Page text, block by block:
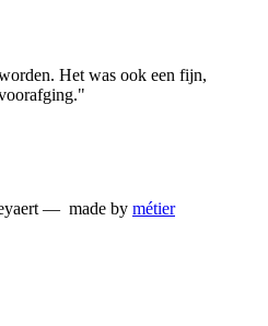
Het was ook een fijn,
— made by métier